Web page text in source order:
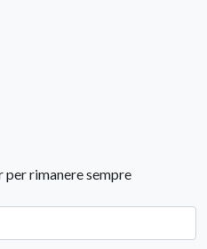
rimanere sempre